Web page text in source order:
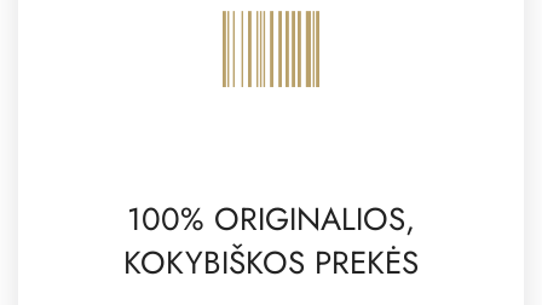
100% ORIGINALIOS,
KOKYBIŠKOS PREKĖS